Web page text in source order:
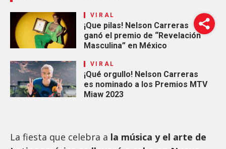
VIRAL
¡Que pilas! Nelson Carreras
ganó el premio de “Revelación
Masculina” en México
VIRAL
¡Qué orgullo! Nelson Carreras
es nominado a los Premios MTV
Miaw 2023
La fiesta que celebra a la música y el arte de